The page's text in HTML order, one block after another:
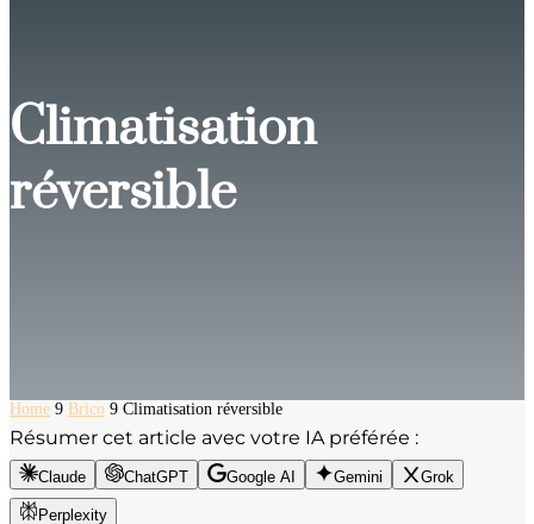
Climatisation
réversible
Home 9 Brico 9 Climatisation réversible
Résumer cet article avec votre IA préférée :
Claude ChatGPT Google AI Gemini Grok
Perplexity